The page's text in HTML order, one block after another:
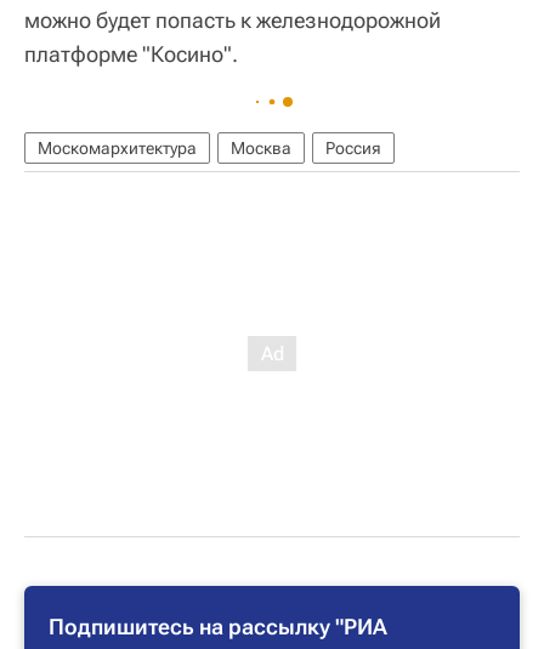
можно будет попасть к железнодорожной
платформе "Косино".
Москомархитектура Москва Россия
Подпишитесь на рассылку "РИА